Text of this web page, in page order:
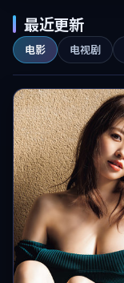
最近更新
电影 电视剧